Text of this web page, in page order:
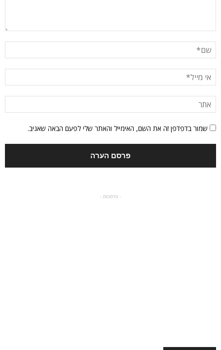
שמור בדפדפן זה את השם, האימייל והאתר שלי לפעם הבאה שאגיב.
- פרסומת -